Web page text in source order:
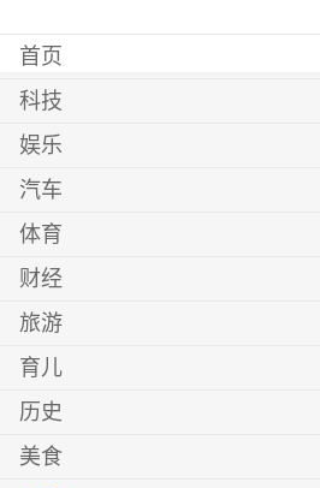
首页
科技
娱乐
汽车
体育
财经
旅游
育儿
历史
美食